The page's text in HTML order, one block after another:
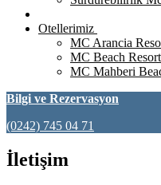
Otellerimiz
MC Arancia
MC Beach
MC Mahberi
Bilgi ve Rezervasyon
(0242) 745 04 71
İletişim